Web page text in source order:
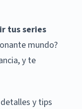
tus series
mundo?
y te
y tips